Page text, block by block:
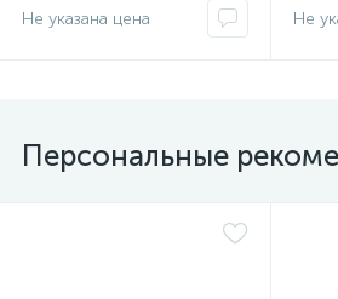
Не указана цена
Не
Персональные